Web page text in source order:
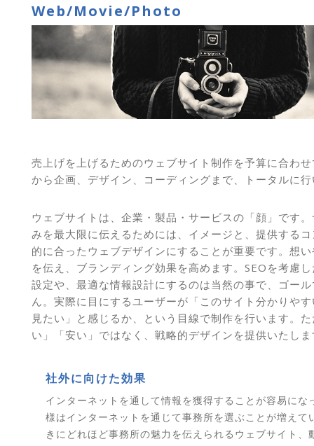
Web/Movie/Photo
売上げを上げるためのウェブサイト制作を予算に合わ
から企画、デザイン、コーディングまで、トータルに
ウェブサイトは、企業・製品・サービスの「顔」です
みを最大限に伝えるためには、イメージと、提供する
的に合ったウェブデザインにすることが重要です。想
を伝え、ブランディング効果を高めます。SEOを考慮
設定や、最適な情報設計にするのは当然の事で、ゴー
ん。実際に目にするユーザーが「このサイト分かりや
見たい」と感じるか、という目線で制作を行います。
い」「安い」ではなく、戦略的デザインを提供いたし
社外に向けた効果
インターネットを通して情報を獲得することが容易にな
様はインターネットを通じて事務所を選ぶことが増えて
きにどれほど事務所の魅力を伝えられるウェブサイト、